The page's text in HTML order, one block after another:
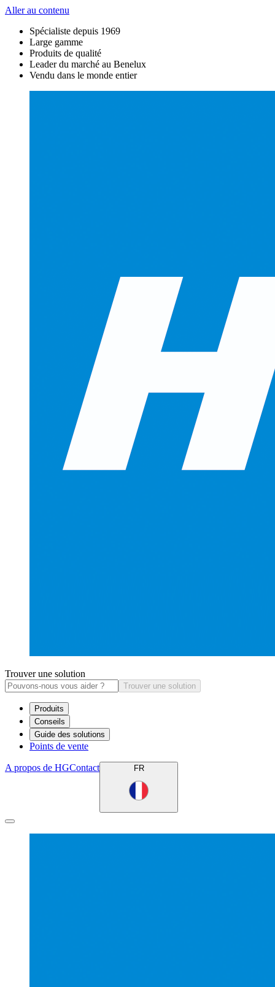
Aller au contenu
Spécialiste depuis 1969
Large gamme
Produits de qualité
Leader du marché au Benelux
Vendu dans le monde entier
Trouver une solution
Trouver une solution
Produits
Conseils
Guide des solutions
Points de vente
A propos de HGContact FR